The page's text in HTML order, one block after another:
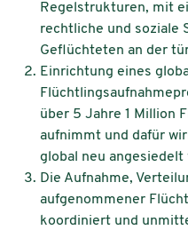
Regelstrukturen, mit
rechtliche und soziale
Geflüchteten an der
Einrichtung eines
über 5 Jahre 1 Million
aufnimmt und dafür
global neu angesiedelt
Die Aufnahme,
aufgenommener
koordiniert und